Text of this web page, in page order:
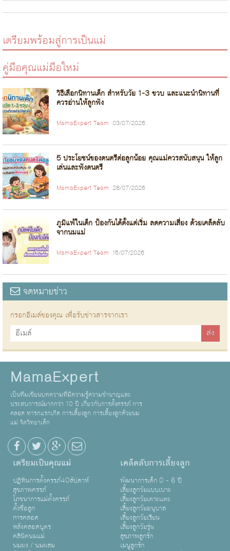
เตรียมพร้อมสู่การเป็นแม่
คู่มือคุณแม่มือใหม่
วิธีเลือกนิทานเด็ก สำหรับวัย 1-3 ขวบ และแนะนำนิทานที่
ควรอ่านให้ลูกฟัง
MamaExpert Team 03/07/2026
5 ประโยชน์ของดนตรีต่อลูกน้อย คุณแม่ควรสนับสนุน ให้ลูก
เล่นและฟังดนตรี
MamaExpert Team 28/07/2026
ภูมิแพ้ในเด็ก ป้องกันได้ตั้งแต่เริ่ม ลดความเสี่ยง ด้วยเคล็ดลับ
จากนมแม่
MamaExpert Team 15/07/2026
จดหมายข่าว
กรอกอีเมล์ของคุณ เพื่อรับข่าวสารจากเรา
MamaExpert
เป็นทีมเขียนบทความที่มีความรู้ความชำนาญและ
ประสบการณ์มากกว่า 10 ปี เกี่ยวกับการตั้งครรภ์ การ
คลอด ทารกแรกเกิด การเลี้ยงลูก การเลี้ยงลูกด้วยนม
แม่ จิตวิทยาเด็ก
เตรียมเป็นคุณแม่
ปฏิทินการตั้งครรภ์40สัปดาห์
สุขภาพครรภ์
โภชนาการแม่ตั้งครรภ์
ตั้งชื่อลูก
การคลอด
หลังคลอดบุตร
คลินิคนมแม่
นมผง / นมผสม
เคล็ดลับการเลี้ยงลูก
พัฒนาการเด็ก 0 - 6 ปี
เลี้ยงลูกวัยแบบเบาะ
เลี้ยงลูกวัยเตาะเเตะ
เลี้ยงลูกวัยอนุบาล
เลี้ยงลูกวัยเรียน
เลี้ยงลูกวัยรุ่น
สุขภาพลูกรัก
เมนูลูกรัก